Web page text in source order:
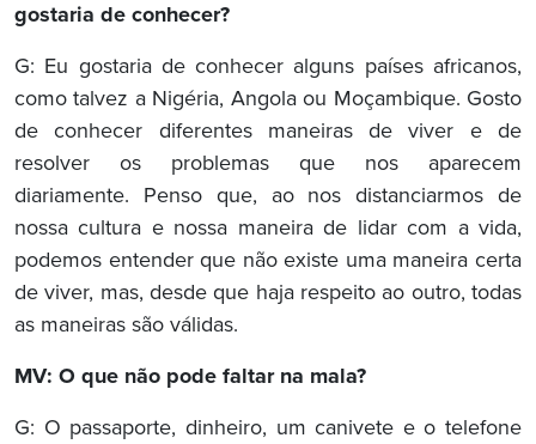
gostaria de conhecer?
G: Eu gostaria de conhecer alguns países africanos,
como talvez a Nigéria, Angola ou Moçambique. Gosto
de conhecer diferentes maneiras de viver e de
resolver os problemas que nos aparecem
diariamente. Penso que, ao nos distanciarmos de
nossa cultura e nossa maneira de lidar com a vida,
podemos entender que não existe uma maneira certa
de viver, mas, desde que haja respeito ao outro, todas
as maneiras são válidas.
MV: O que não pode faltar na mala?
G: O passaporte, dinheiro, um canivete e o telefone